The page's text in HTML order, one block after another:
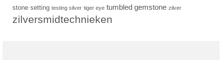
stone setting testing silver tiger eye tumbled gemstone zilver
zilversmidtechnieken